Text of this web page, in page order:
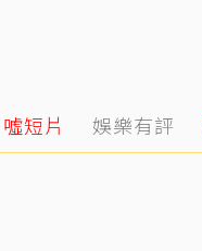
噓短片 娛樂有評